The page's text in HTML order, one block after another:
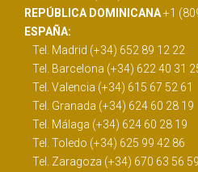
REPÚBLICA DOMINICANA+1
ESPAÑA:
Tel. Madrid (+34) 652 89 12 22
Tel. Barcelona (+34) 622 40 31
Tel. Valencia (+34) 615 67 52 61
Tel. Granada (+34) 624 60 28 19
Tel. Málaga (+34) 624 60 28 19
Tel. Toledo (+34) 625 99 42 86
Tel. Zaragoza (+34) 670 63 56 59